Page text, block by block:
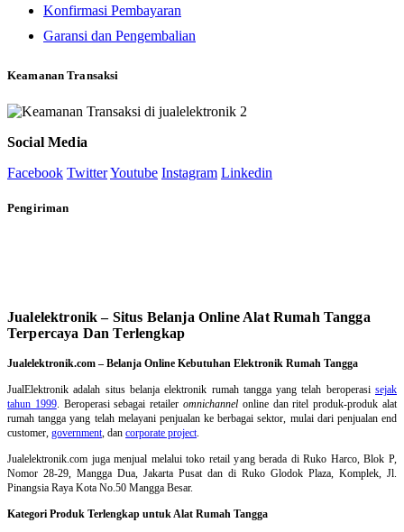
Konfirmasi Pembayaran
Garansi dan Pengembalian
Keamanan Transaksi
Social Media
Facebook TwitterYoutube Instagram Linkedin
Pengiriman
Jualelektronik – Situs Belanja Online Alat Rumah Tangga
Terpercaya Dan Terlengkap
Jualelektronik.com – Belanja Online Kebutuhan Elektronik Rumah Tangga
JualElektronik adalah situs belanja elektronik rumah tanggayang telah beroperasisejak
tahun 1999. Beroperasi sebagai retaileromnichannel online dan ritel produk-produk alat
rumah tangga yang telah melayani penjualan ke berbagai sektor, mulai dari penjualan end
customer, government, dan corporate project.
Jualelektronik.com juga menjual melalui toko retail yang berada di Ruko Harco, Blok P,
Nomor 28-29, Mangga Dua, Jakarta Pusat dan di Ruko Glodok Plaza, Komplek, Jl.
Pinangsia Raya Kota No.50 Mangga Besar.
Kategori Produk Terlengkap untuk Alat Rumah Tangga